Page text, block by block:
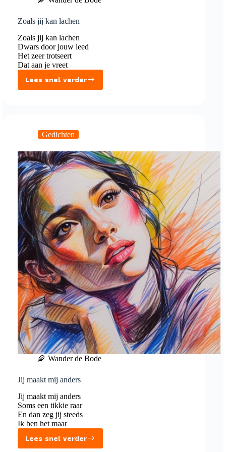
Zoals jij kan lachen
Zoals jij kan lachen
Dwars door jouw leed
Het zeer trotseert
Dat aan je vreet
Lees snel verder
Zoals
Gedichten
Wander de Bode
Jij maakt mij anders
Jij maakt mij anders
Soms een tikkie raar
En dan zeg jij steeds
Ik ben het maar
Lees snel verder
Jij